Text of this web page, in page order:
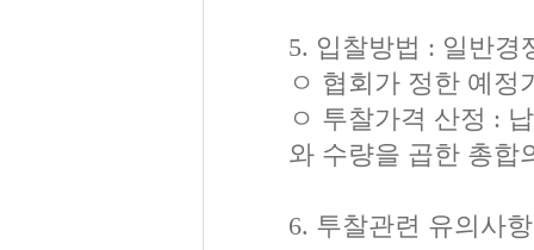
5. 입찰방법 : 일반경
ㅇ 협회가 정한 예
ㅇ 투찰가격 산정 :
와 수량을 곱한 총합
6. 투찰관련 유의사항